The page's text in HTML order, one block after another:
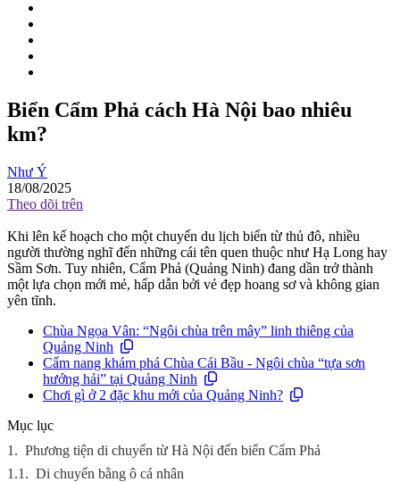
Biển Cẩm Phả cách Hà Nội bao nhiêu
km?
Như Ý
18/08/2025
Theo dõi trên
Khi lên kế hoạch cho một chuyến du lịch biển từ thủ đô, nhiều
người thường nghĩ đến những cái tên quen thuộc như Hạ Long hay
Sầm Sơn. Tuy nhiên, Cẩm Phả (Quảng Ninh) đang dần trở thành
một lựa chọn mới mẻ, hấp dẫn bởi vẻ đẹp hoang sơ và không gian
yên tĩnh.
Chùa Ngọa Vân: “Ngôi chùa trên mây” linh thiêng của
Quảng Ninh
Cẩm nang khám phá Chùa Cái Bầu - Ngôi chùa “tựa sơn
hướng hải” tại Quảng Ninh
Chơi gì ở 2 đặc khu mới của Quảng Ninh?
Mục lục
1. Phương tiện di chuyển từ Hà Nội đến biển Cẩm Phả
1.1. Di chuyển bằng ô cá nhân